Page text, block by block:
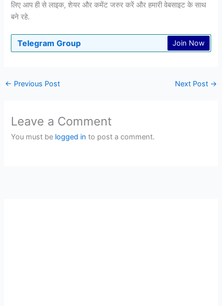
लिए आप ही से लाइक, शेयर और कमेंट जरुर करें और हमारी वेबसाइट के साथ
बने रहे.
Telegram Group Join Now
← Previous Post Next Post →
Leave a Comment
You must be logged in to post a comment.